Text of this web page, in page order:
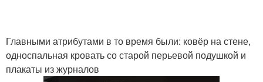
Главными атрибутами в то время были: ковёр на стене,
односпальная кровать со старой перьевой подушкой и
плакаты из журналов